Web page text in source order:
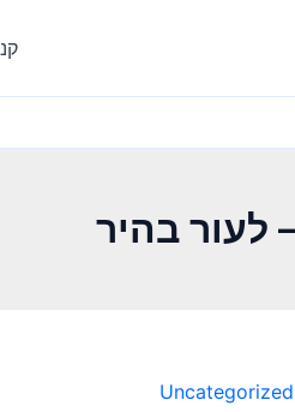
Uncategorized